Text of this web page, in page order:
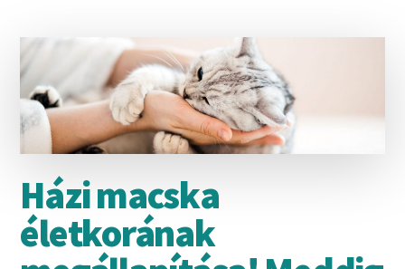
Házi macska
életkorának